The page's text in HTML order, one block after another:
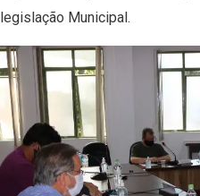
legislação Municipal.